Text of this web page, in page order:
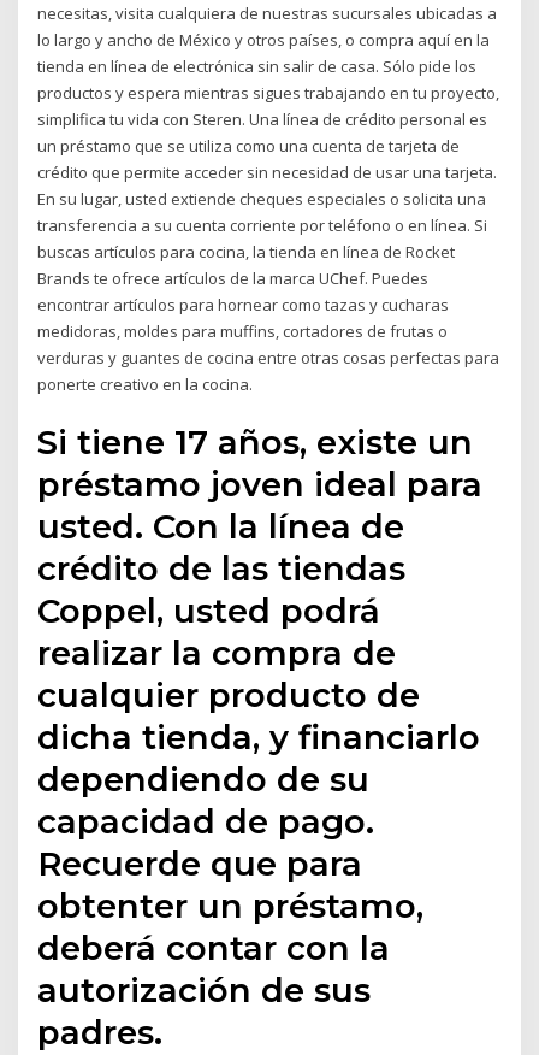
necesitas, visita cualquiera de nuestras sucursales ubicadas a
lo largo y ancho de México y otros países, o compra aquí en la
tienda en línea de electrónica sin salir de casa. Sólo pide los
productos y espera mientras sigues trabajando en tu proyecto,
simplifica tu vida con Steren. Una línea de crédito personal es
un préstamo que se utiliza como una cuenta de tarjeta de
crédito que permite acceder sin necesidad de usar una tarjeta.
En su lugar, usted extiende cheques especiales o solicita una
transferencia a su cuenta corriente por teléfono o en línea. Si
buscas artículos para cocina, la tienda en línea de Rocket
Brands te ofrece artículos de la marca UChef. Puedes
encontrar artículos para hornear como tazas y cucharas
medidoras, moldes para muffins, cortadores de frutas o
verduras y guantes de cocina entre otras cosas perfectas para
ponerte creativo en la cocina.
Si tiene 17 años, existe un
préstamo joven ideal para
usted. Con la línea de
crédito de las tiendas
Coppel, usted podrá
realizar la compra de
cualquier producto de
dicha tienda, y financiarlo
dependiendo de su
capacidad de pago.
Recuerde que para
obtenter un préstamo,
deberá contar con la
autorización de sus
padres.